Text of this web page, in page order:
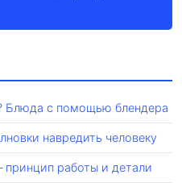
Блюда с помощью блендера
навредить человеку
работы и детали